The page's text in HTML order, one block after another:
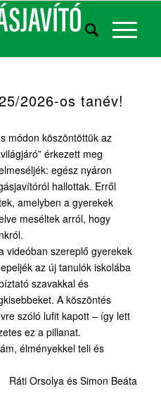
2026-os tanév!
módon köszöntöttük az
érkezett meg
egész nyáron
hallottak. Erről
amelyben a gyerekek
meséltek arról, hogy
videóban szereplő gyerekek
az új tanulók iskolába
szavakkal és
A köszöntés
szóló lufit kapott – így lett
ez a pillanat.
élményekkel teli és
Ráti Orsolya és Simon Beáta